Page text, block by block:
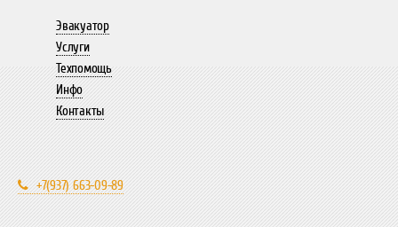
Эвакуатор
Услуги
Техпомощь
Инфо
Контакты
+7(937) 663-09-89